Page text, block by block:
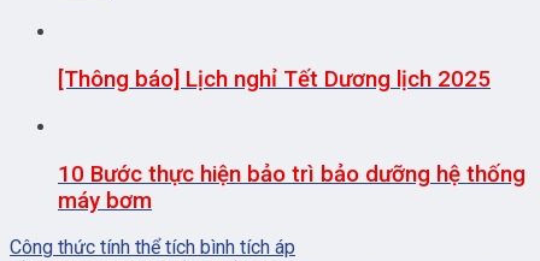
[Thông báo] Lịch nghỉ Tết Dương lịch 2025
10 Bước thực hiện bảo trì bảo dưỡng hệ thống
máy bơm
Công thức tính thể tích bình tích áp